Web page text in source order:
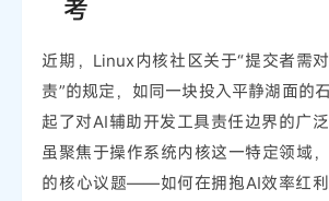
考
近期，Linux内核社区关于“提交者需
责”的规定，如同一块投入平静湖面的
起了对AI辅助开发工具责任边界的广
虽聚焦于操作系统内核这一特定领域
的核心议题——如何在拥抱AI效率红